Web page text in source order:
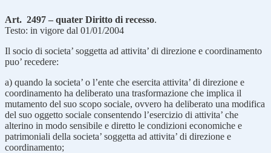
Art. 2497 – quater Diritto di recesso.
Testo: in vigore dal 01/01/2004
Il socio di societa’ soggetta ad attivita’ di direzione e coordinamento
puo’ recedere:
a) quando la societa’ o l’ente che esercita attivita’ di direzione e
coordinamento ha deliberato una trasformazione che implica il
mutamento del suo scopo sociale, ovvero ha deliberato una modifica
del suo oggetto sociale consentendo l’esercizio di attivita’ che
alterino in modo sensibile e diretto le condizioni economiche e
patrimoniali della societa’ soggetta ad attivita’ di direzione e
coordinamento;